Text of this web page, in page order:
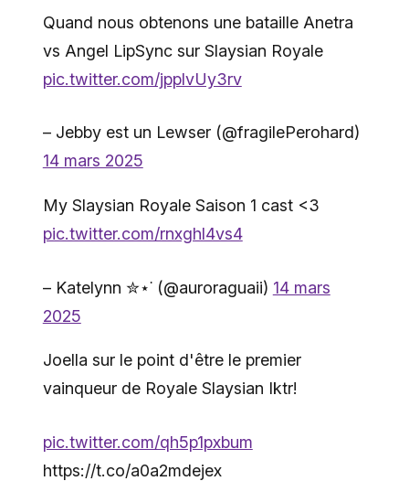
Quand nous obtenons une bataille Anetra
vs Angel LipSync sur Slaysian Royale
pic.twitter.com/jpplvUy3rv
– Jebby est un Lewser (@fragilePerohard)
14 mars 2025
My Slaysian Royale Saison 1 cast <3
pic.twitter.com/rnxghl4vs4
– Katelynn ✮⋆˙ (@auroraguaii) 14 mars
2025
Joella sur le point d'être le premier
vainqueur de Royale Slaysian Iktr!
pic.twitter.com/qh5p1pxbum
https://t.co/a0a2mdejex